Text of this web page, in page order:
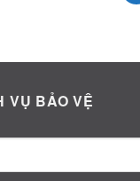
VỤ BẢO VỆ